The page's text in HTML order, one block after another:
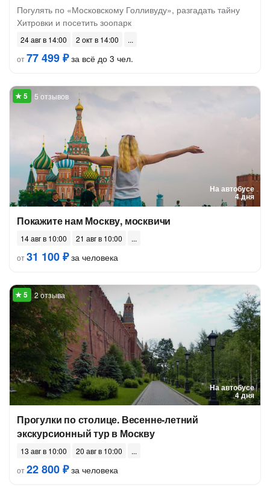
Погулять по «Московскому Голливуду», разгадать тайну
Хитровки и посетить зоопарк
24 авг в 14:00
2 окт в 14:00
от77 499 ₽за всё до 3 чел.
На автобусе
4 дня
5 отзывов
Покажите нам Москву, москвичи
14 авг в 10:00
21 авг в 10:00
от31 100 ₽за человека
На автобусе
4 дня
2 отзыва
Прогулки по столице. Весенне-летний
экскурсионный тур в Москву
13 авг в 10:00
20 авг в 10:00
от22 800 ₽за человека